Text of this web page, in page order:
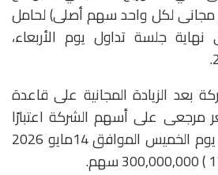
سهم مجانى لكل واحد سهم أصلى) لحامل
جلسة تداول يوم الأربعاء،
بعد الزيادة المجانية على قاعدة
مرجعى على أسهم الشركة اعتبارًا
من بداية جلسة تداول يوم الخميس الموافق 14مايو 2026